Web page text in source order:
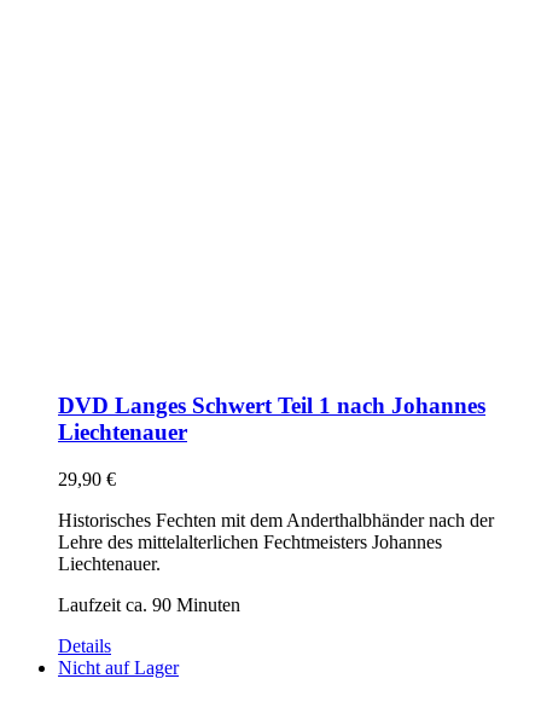
DVD Langes Schwert Teil 1 nach Johannes
Liechtenauer
29,90 €
Historisches Fechten mit dem Anderthalbhänder nach der
Lehre des mittelalterlichen Fechtmeisters Johannes
Liechtenauer.
Laufzeit ca. 90 Minuten
Details
Nicht auf Lager